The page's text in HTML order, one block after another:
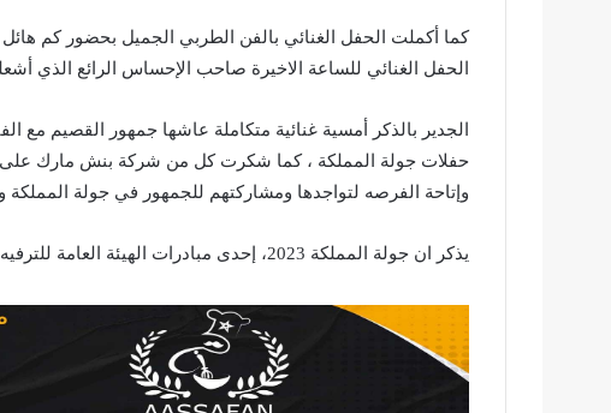
الحفل الغنائي للساعة الاخيرة صاحب الإحساس الرائع الذي
الجدير بالذكر أمسية غنائية متكاملة عاشها جمهور القصيم
حفلات ⁧‫جولة المملكة‬⁩ ، كما شكرت كل من شركة بنش مارك على
وإتاحة الفرصه لتواجدها ومشاركتهم للجمهور في جولة المملكة
يذكر ان جولة المملكة 2023، إحدى مبادرات الهيئة العامة للترفيه وبرنامج جودة الحياة.